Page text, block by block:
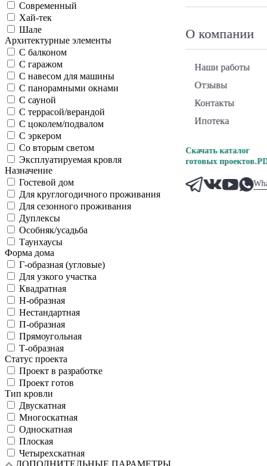
О компании
Наши работы
Отзывы
Контакты
Ипотека
Скачать каталог
готовых
Современный
Хай-тек
Шале
Архитектурные элементы
С балконом
С гаражом
С навесом для машины
С панорамными окнами
С сауной
С террасой/верандой
С цоколем/подвалом
С эркером
Со вторым светом
Эксплуатируемая кровля
Назначение
Гостевой дом
Для круглогодичного проживания
Для сезонного проживания
Дуплексы
Особняк/усадьба
Таунхаусы
Форма дома
Г-образная (угловые)
Для узкого участка
Квадратная
Н-образная
Нестандартная
П-образная
Прямоугольная
Т-образная
Статус проекта
Проект в разработке
Проект готов
Тип кровли
Двускатная
Многоскатная
Односкатная
Плоская
Четырехскатная